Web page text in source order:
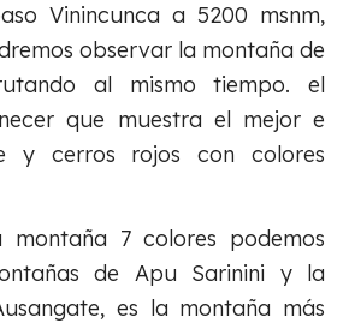
Vinincunca a 5200 msnm,
observar la montaña de
al mismo tiempo. el
que muestra el mejor e
y cerros rojos con colores
montaña 7 colores podemos
de Apu Sarinini y la
es la montaña más